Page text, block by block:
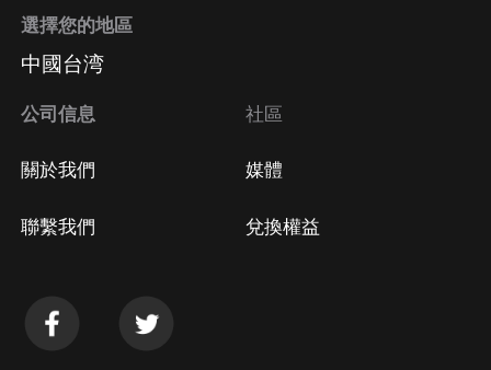
選擇您的地區
中國台湾
公司信息
關於我們
聯繫我們
社區
媒體
兌換權益